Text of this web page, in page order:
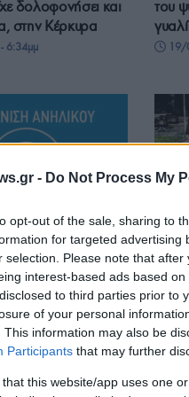
- Do Not Process My
opt-out of the sale, sharing to
for targeted
selection. Please note that
interest-based ads based
to third parties prior to
of your personal
This information may also be
Participants that may further
that this website/app uses one
δολοφονήσει και
στην Κέρκυρα
6:34μμ
του
19/
Παιδιού:
από τη
8:50μμ
Η
–
9/